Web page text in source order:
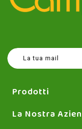
Prodotti
La Nostra